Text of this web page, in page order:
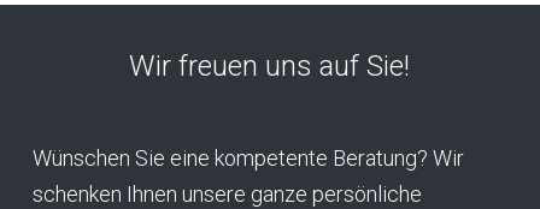
Wir freuen uns auf Sie!
Wünschen Sie eine kompetente Beratung? Wir
schenken Ihnen unsere ganze persönliche